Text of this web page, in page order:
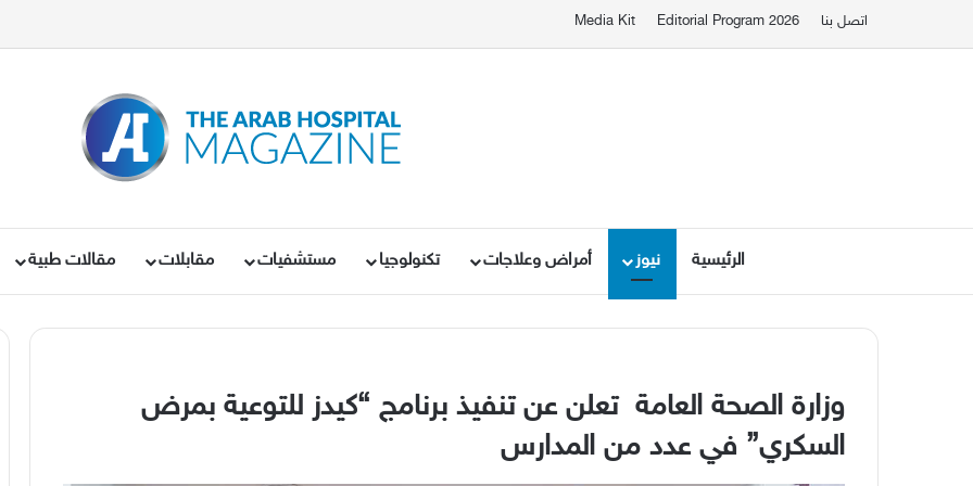
اتصل بنا Editorial Program 2026
Media Kit
الرئيسية نيوز أمراض وعلاجات تكنولوجيا مستشفيات مقابلات مقالات طبية
وزارة الصحة العامة تعلن عن تنفيذ برنامج “كيدز للتوعية بمرض
السكري” في عدد من المدارس